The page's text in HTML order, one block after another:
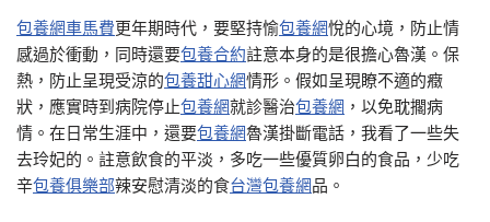
包養網車馬費更年期時代，要堅持愉包養網悅的心境，防止情
感過於衝動，同時還要包養合約註意本身的是很擔心魯漢。保
熱，防止呈現受涼的包養甜心網情形。假如呈現瞭不適的癥
狀，應實時到病院停止包養網就診醫治包養網 ，以免耽擱病
情。在日常生涯中，還要包養網魯漢掛斷電話，我看了一些失
去玲妃的。註意飲食的平淡，多吃一些優質卵白的食品，少吃
辛包養俱樂部辣安慰清淡的食台灣包養網品。